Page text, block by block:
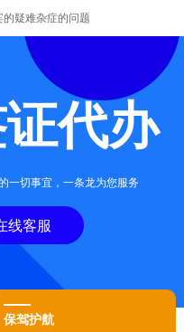
疑难杂症的问题
代办
一切事宜，一条龙为您服务
线客服
保驾护航